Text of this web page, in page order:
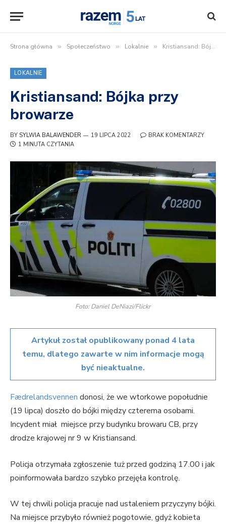
Strona główna » Społeczeństwo » Lokalnie » Kristiansand: Bójka przy browarze
LOKALNIE
Kristiansand: Bójka przy
browarze
BY SYLWIA BALAWENDER 19 LIPCA 2022
BRAK KOMENTARZY
1 MINUTA CZYTANIA
Foto: Daniel DeNiazi/Flickr
Artykuł został opublikowany ponad 4 lata
temu, dlatego zawarte w nim informacje mogą
być nieaktualne.
Fædrelandsvennen donosi, że we wtorkowe popołudnie
(19 lipca) doszło do bójki między czterema osobami.
Incydent miał miejsce przy budynku browaru CB, przy
drodze krajowej nr 9 w Kristiansand.
Policja otrzymała zgłoszenie tuż przed godziną 17.00 i jak
poinformowała bardzo szybko przejęła kontrolę.
W tej chwili policja pracuje nad ustaleniem przyczyny bójki.
Na miejsce przybyło również pogotowie, gdyż kobieta